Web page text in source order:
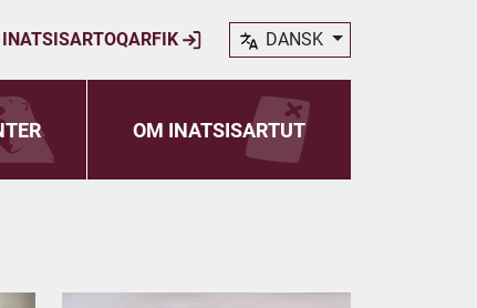
INATSISARTOQARFIK DANSK
OM INATSISARTUT